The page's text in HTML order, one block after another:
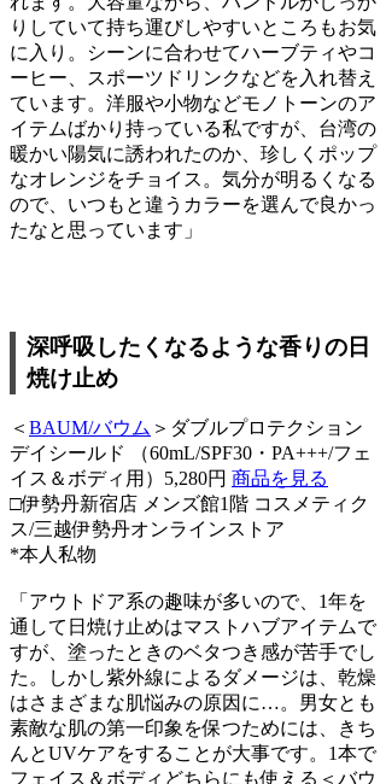
りしていて持ち運びしやすいところもお気
に入り。シーンに合わせてハーブティやコ
ーヒー、スポーツドリンクなどを入れ替え
ています。洋服や小物などモノトーンのア
イテムばかり持っている私ですが、台湾の
暖かい陽気に誘われたのか、珍しくポップ
なオレンジをチョイス。気分が明るくなる
ので、いつもと違うカラーを選んで良かっ
たなと思っています」
深呼吸したくなるような香りの日
焼け止め
＜ BAUM/バウム ＞ダブルプロテクション
デイシールド （60mL/SPF30・PA+++/フェ
イス＆ボディ用）5,280円 商品を見る
□伊勢丹新宿店 メンズ館1階 コスメティク
ス/三越伊勢丹オンラインストア
*本人私物
「アウトドア系の趣味が多いので、1年を
通して日焼け止めはマストハブアイテムで
すが、塗ったときのベタつき感が苦手でし
た。しかし紫外線によるダメージは、乾燥
はさまざまな肌悩みの原因に…。男女とも
素敵な肌の第一印象を保つためには、きち
んとUVケアをすることが大事です。1本で
フェイス＆ボディどちらにも使える＜バウ